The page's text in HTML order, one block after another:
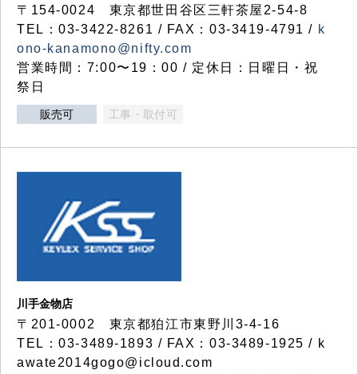
〒154-0024 東京都世田谷区三軒茶屋2-54-8
TEL：03-3422-8261 / FAX：03-3419-4791 / k
ono-kanamono@nifty.com
営業時間：7:00〜19：00 / 定休日：日曜日・祝
祭日
販売可 工事・取付可
川手金物店
〒201-0002 東京都狛江市東野川3-4-16
TEL：03-3489-1893 / FAX：03-3489-1925 / k
awate2014gogo@icloud.com